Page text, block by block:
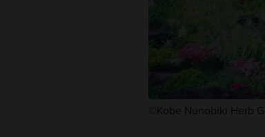
©Kobe Nunobiki Herb